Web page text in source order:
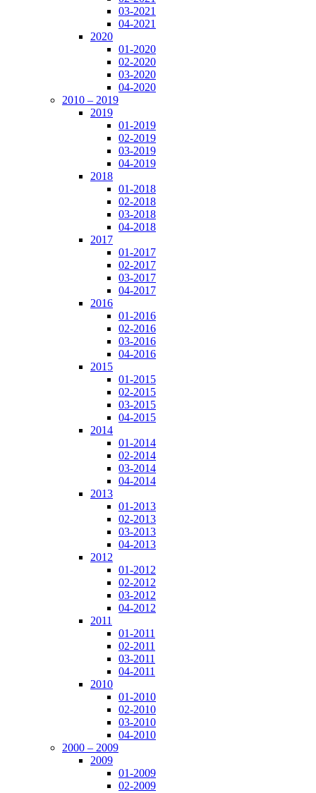
03-2021
04-2021
2020
01-2020
02-2020
03-2020
04-2020
2010 – 2019
2019
01-2019
02-2019
03-2019
04-2019
2018
01-2018
02-2018
03-2018
04-2018
2017
01-2017
02-2017
03-2017
04-2017
2016
01-2016
02-2016
03-2016
04-2016
2015
01-2015
02-2015
03-2015
04-2015
2014
01-2014
02-2014
03-2014
04-2014
2013
01-2013
02-2013
03-2013
04-2013
2012
01-2012
02-2012
03-2012
04-2012
2011
01-2011
02-2011
03-2011
04-2011
2010
01-2010
02-2010
03-2010
04-2010
2000 – 2009
2009
01-2009
02-2009